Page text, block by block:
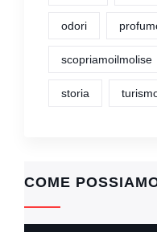
odori
scopriamoilmolise
storia
COME